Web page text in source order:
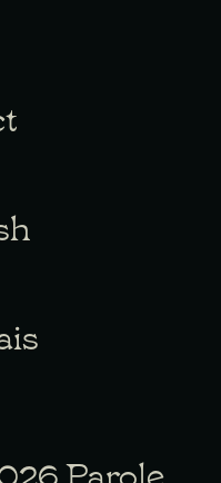
Parole